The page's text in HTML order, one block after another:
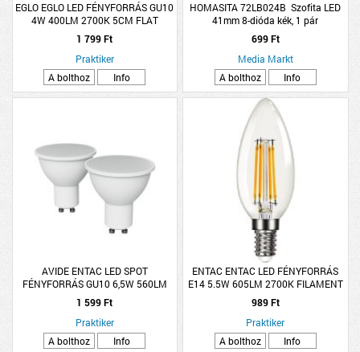
EGLO EGLO LED FÉNYFORRÁS GU10
4W 400LM 2700K 5CM FLAT
1 799 Ft
Praktiker
A bolthoz
Info
HOMASITA 72LB024B Szofita LED
41mm 8-dióda kék, 1 pár
699 Ft
Media Markt
A bolthoz
Info
AVIDE ENTAC LED SPOT
FÉNYFORRÁS GU10 6,5W 560LM
4000K NW 2DARAB/CSOMAG
1 599 Ft
Praktiker
A bolthoz
Info
ENTAC ENTAC LED FÉNYFORRÁS
E14 5.5W 605LM 2700K FILAMENT
C35 GYERTYA WW
989 Ft
Praktiker
A bolthoz
Info